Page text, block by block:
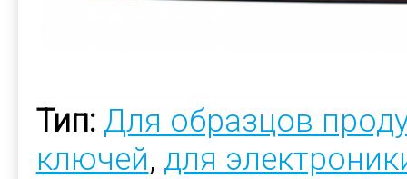
Тип: Для образцов
ключей, для